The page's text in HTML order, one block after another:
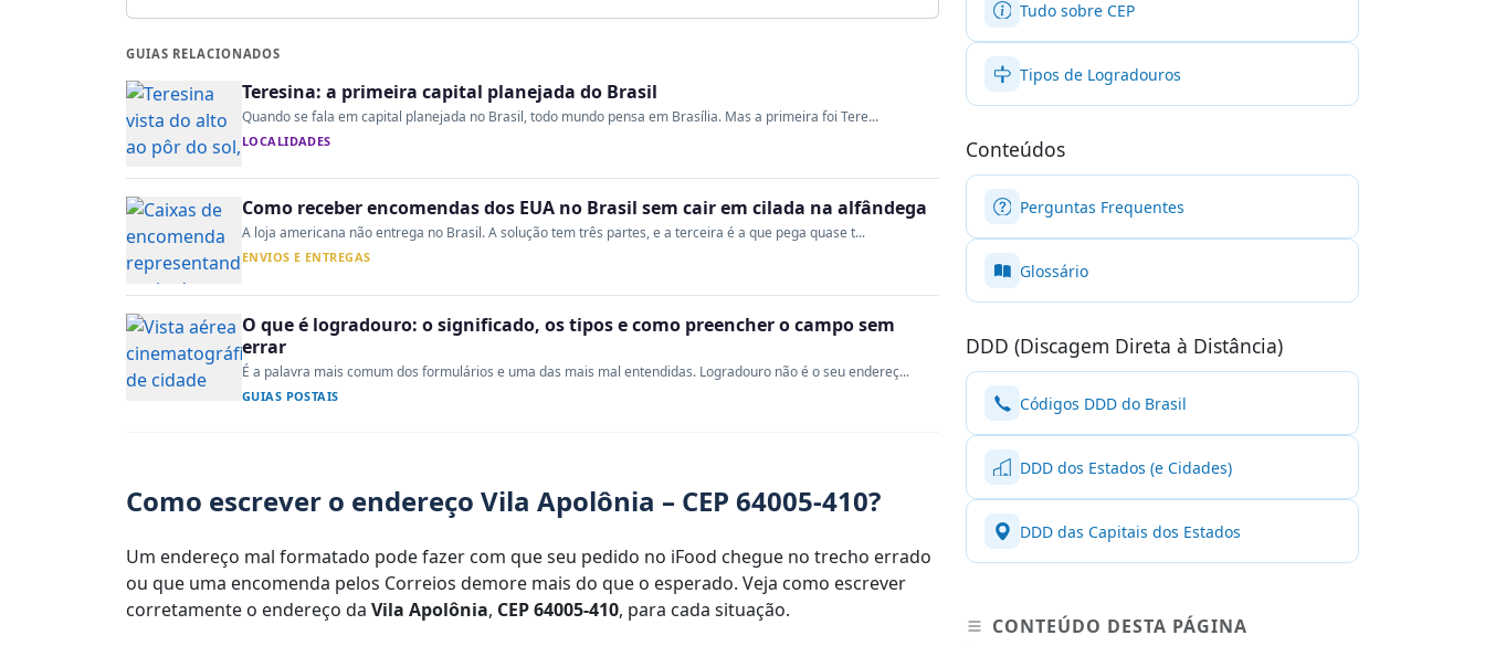
GUIAS RELACIONADOS
Teresina: a primeira capital planejada do Brasil
Quando se fala em capital planejada no Brasil, todo mundo pensa em Brasília. Mas a primeira foi Tere...
LOCALIDADES
Como receber encomendas dos EUA no Brasil sem cair em cilada na alfândega
A loja americana não entrega no Brasil. A solução tem três partes, e a terceira é a que pega quase t...
ENVIOS E ENTREGAS
O que é logradouro: o significado, os tipos e como preencher o campo sem
errar
É a palavra mais comum dos formulários e uma das mais mal entendidas. Logradouro não é o seu endereç...
GUIAS POSTAIS
Como escrever o endereço Vila Apolônia – CEP 64005-410?
Um endereço mal formatado pode fazer com que seu pedido no iFood chegue no trecho errado
ou que uma encomenda pelos Correios demore mais do que o esperado. Veja como escrever
corretamente o endereço da Vila Apolônia, CEP 64005-410, para cada situação.
Tudo sobre CEP
Tipos de Logradouros
Conteúdos
Perguntas Frequentes
Glossário
DDD (Discagem Direta à Distância)
Códigos DDD do Brasil
DDD dos Estados (e Cidades)
DDD das Capitais dos Estados
CONTEÚDO DESTA PÁGINA